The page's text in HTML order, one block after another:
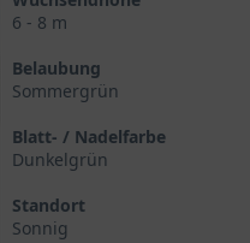
charakteristisch für den
Amerikanischen
der prächtigen
auch im
Standorten anzutreffen
des
6 - 8 m
Belaubung
Sommergrün
Blatt- / Nadelfarbe
Dunkelgrün
Standort
Sonnig